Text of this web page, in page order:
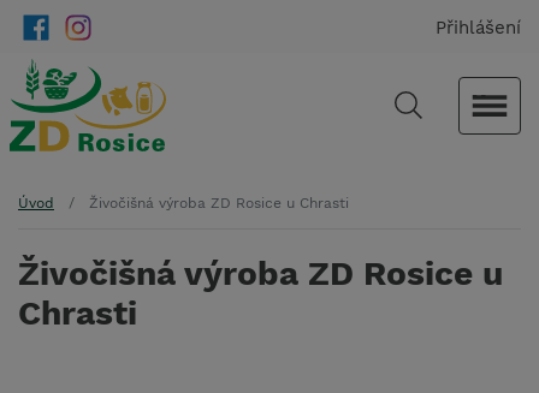
Přihlášení
Úvod Živočišná výroba ZD Rosice u Chrasti
Živočišná výroba ZD Rosice u
Chrasti